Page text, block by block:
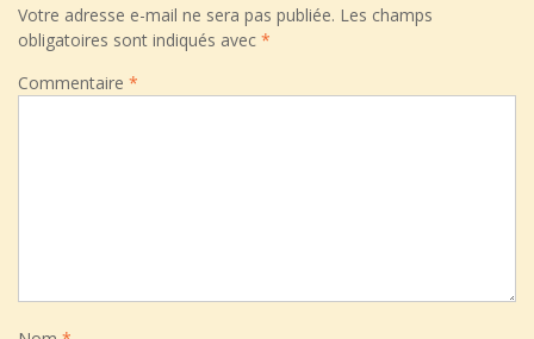
Votre adresse e-mail ne sera pas publiée. Les champs
obligatoires sont indiqués avec *
Commentaire *